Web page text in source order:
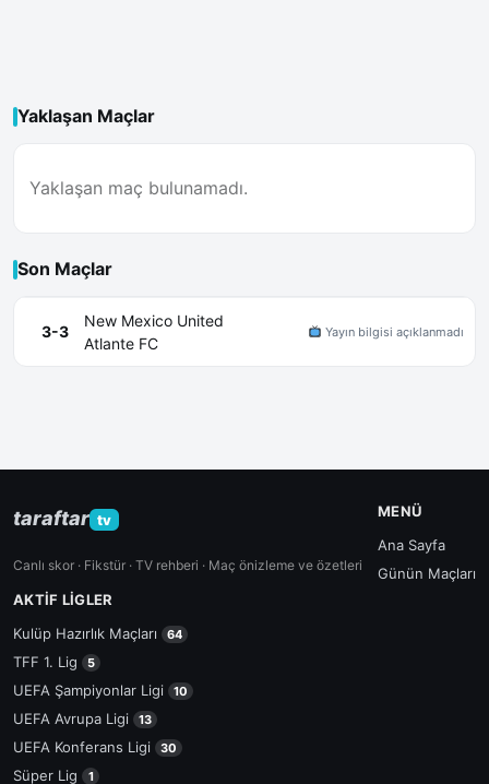
Yaklaşan Maçlar
Yaklaşan maç bulunamadı.
Son Maçlar
3-3
New Mexico United
Atlante FC
Yayın bilgisi açıklanmadı
taraftar tv
Canlı skor · Fikstür · TV rehberi · Maç önizleme ve özetleri
MENÜ
Ana Sayfa
Günün Maçları
AKTIF LIGLER
Kulüp Hazırlık Maçları
64
TFF 1. Lig 5
UEFA Şampiyonlar Ligi 10
UEFA Avrupa Ligi 13
UEFA Konferans Ligi 30
Süper Lig 1